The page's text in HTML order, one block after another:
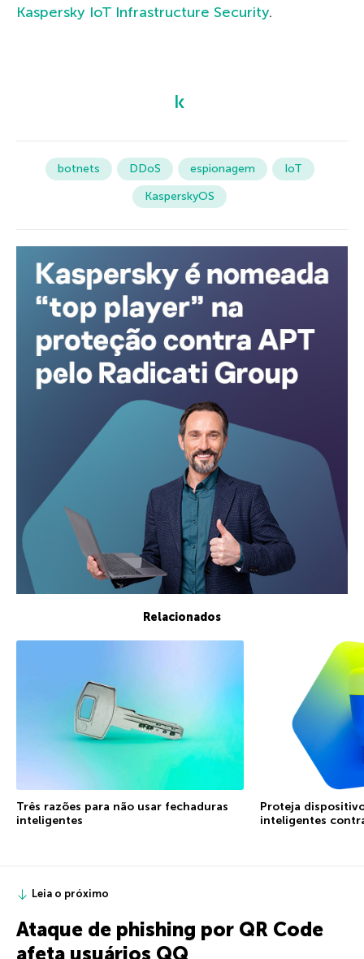
Kaspersky IoT Infrastructure Security.
botnets DDoS espionagem
IoT
KasperskyOS
Relacionados
Três razões para não usar fechaduras
inteligentes
Proteja
inteligentes
Leia o próximo
Ataque de phishing por QR Code
afeta usuários QQ